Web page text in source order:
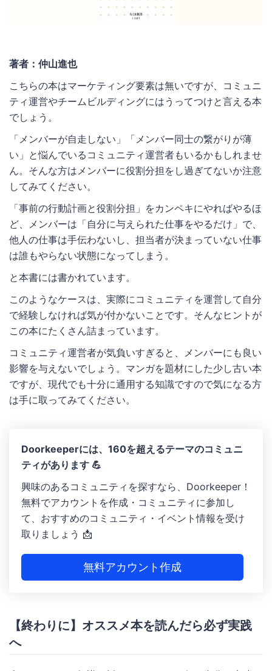
著者：仲山進也
こちらの本はマーケティング要素は無いですが、コミュニ
ティ運営やチームビルディングにはうってつけと言える本
でしょう。
「メンバーが自走しない」「メンバー同士の繋がりが薄
い」と悩んでいるコミュニティ運営者もいるかもしれませ
ん。そんな方はメンバーに役割分担をし過ぎてないか注意
してみてください。
「事前の行動計画と役割分担」をカンペキにやればやるほ
ど、メンバーは「自分に与えられた仕事をやるだけ」で、
他人の仕事は手伝わないし、担当者が決まっていない仕事
は誰もやらない状態になってしまう。
と本書には書かれています。
このようなケースは、実際にコミュニティを運営して自分
で経験しなければ気が付かないことです。そんなヒントが
この本にたくさん詰まっています。
コミュニティ運営者が気負いすぎると、メンバーにも良い
影響を与えないでしょう。マンガを題材にした少し古い本
ですが、現代でも十分に通用する知識ですので気になる方
は手に取ってみてください。
Doorkeeperには、160を超えるテーマのコミュニ
ティがあります 💪
興味のあるコミュニティを探すなら、Doorkeeper！
無料でアカウントを作成・コミュニティに参加し
て、おすすめのコミュニティ・イベント情報を受け
取りましょう 📩
無料アカウント作成
【終わりに】オススメ本を読んだら必ず実践
へ